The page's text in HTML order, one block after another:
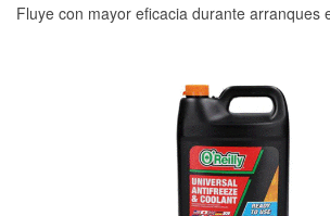
Fluye con mayor eficacia durante arranques